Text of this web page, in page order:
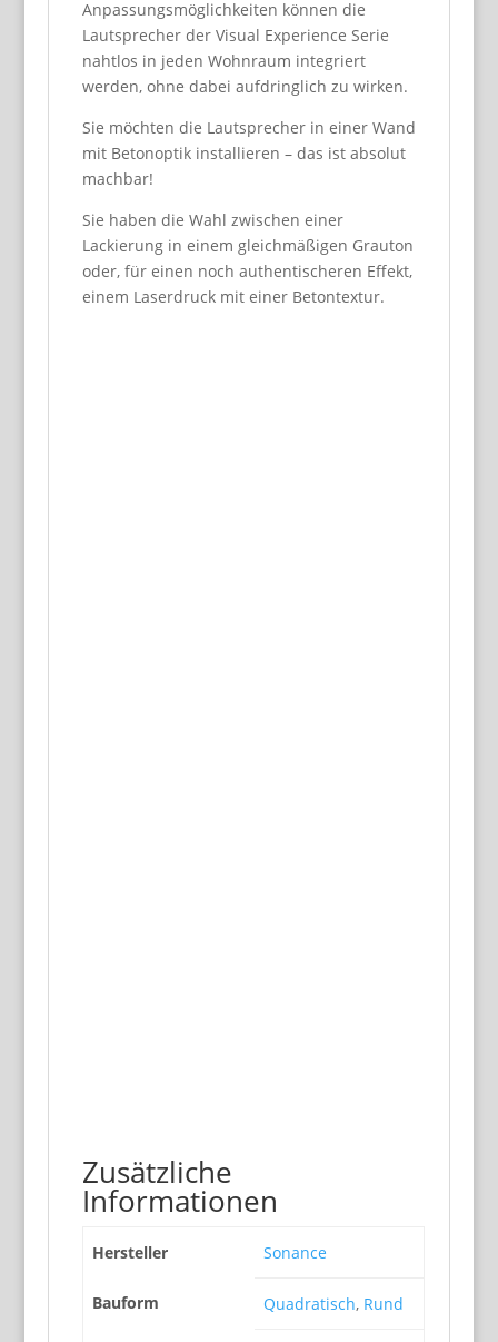
Anpassungsmöglichkeiten können die
Lautsprecher der Visual Experience Serie
nahtlos in jeden Wohnraum integriert
werden, ohne dabei aufdringlich zu wirken.
Sie möchten die Lautsprecher in einer Wand
mit Betonoptik installieren – das ist absolut
machbar!
Sie haben die Wahl zwischen einer
Lackierung in einem gleichmäßigen Grauton
oder, für einen noch authentischeren Effekt,
einem Laserdruck mit einer Betontextur.
Zusätzliche
Informationen
Hersteller Sonance
Bauform Quadratisch, Rund